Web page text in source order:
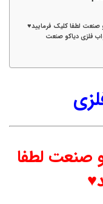
صنعت لطفا کلیک فرمایید♥
فلزی دیاکو صنعت
صنعت لطفا